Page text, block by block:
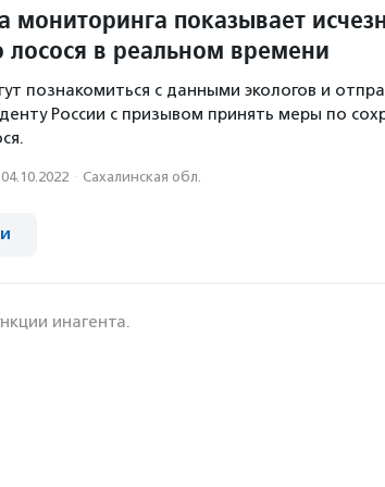
мониторинга показывает
лосося в реальном времени
познакомиться с данными экологов и
России с призывом принять меры по
04.10.2022 · Сахалинская обл.
инагента.